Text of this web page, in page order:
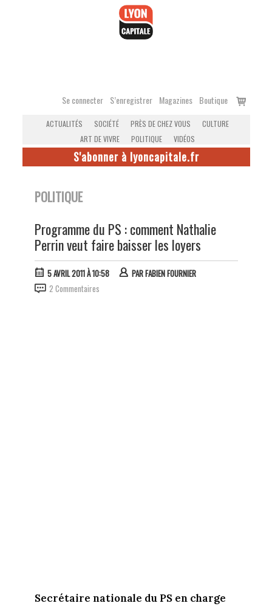
Se connecter S’enregistrer Magazines Boutique
Voir
ACTUALITÉS SOCIÉTÉ PRÈS DE CHEZ VOUS
CULTURE
ART DE VIVRE
POLITIQUE VIDÉOS
S'abonner à lyoncapitale.fr
POLITIQUE
Programme du PS : comment Nathalie
Perrin veut faire baisser les loyers
5 AVRIL 2011 À 10:58 PARFABIEN FOURNIER
2 Commentaires
Secrétaire nationale du PS en charge